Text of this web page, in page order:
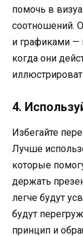
помочь в
соотношений.
и графиками —
когда они
4.
Избегайте
Лучше
которые
держать
легче будут
будут
принцип и